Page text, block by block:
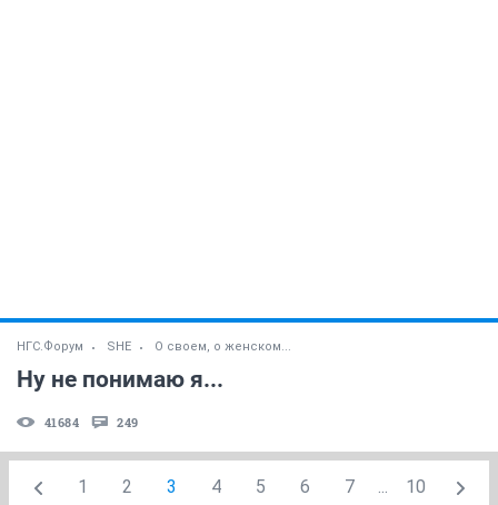
НГС.Форум SHE О своем, о женском...
Ну не понимаю я...
41684 249
1 2 3 4 5 6 7 ... 10